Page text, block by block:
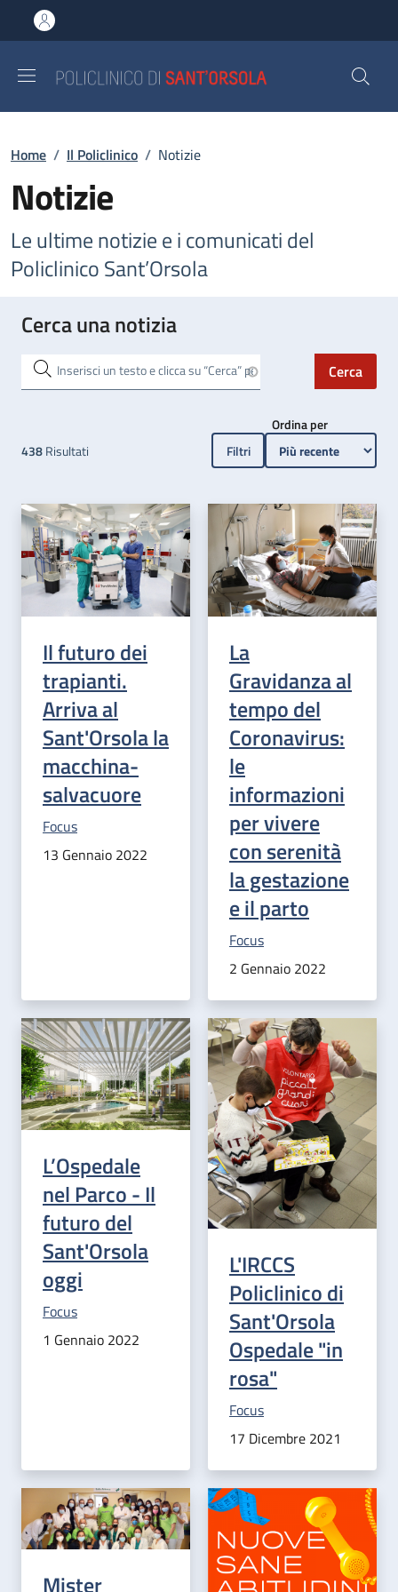
al contenuto principale
to footer content
Briciole di pane
Home / Il Policlinico / Notizie
Notizie
Le ultime notizie e i comunicati del
Policlinico Sant’Orsola
Cerca una notizia
Ordina per
Filtri
438Risultati
Il futuro dei
trapianti.
Arriva al
Sant'Orsola la
macchina-
salvacuore
Categoria correlata:
Focus
13 Gennaio 2022
La
Gravidanza al
tempo del
Coronavirus:
le
informazioni
per vivere
con serenità
la gestazione
e il parto
Categoria correlata:
Focus
2 Gennaio 2022
L’Ospedale
nel Parco - Il
futuro del
Sant'Orsola
oggi
Categoria correlata:
Focus
1 Gennaio 2022
L'IRCCS
Policlinico di
Sant'Orsola
Ospedale "in
rosa"
Categoria correlata:
Focus
17 Dicembre 2021
Mister